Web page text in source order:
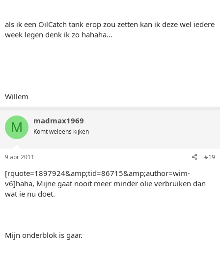
als ik een OilCatch tank erop zou zetten kan ik deze wel iedere
week legen denk ik zo hahaha...
Willem
M madmax1969
Komt weleens kijken
9 apr 2011 #19
[rquote=1897924&amp;tid=86715&amp;author=wim-
v6]haha, Mijne gaat nooit meer minder olie verbruiken dan
wat ie nu doet.
Mijn onderblok is gaar.